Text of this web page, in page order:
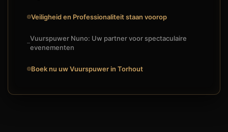
🔥VUURSHOW
Veiligheid en Professionaliteit staan voorop
Vuurspuwer Nuno: Uw partner voor spectaculaire
evenementen
Boek nu uw Vuurspuwer in Torhout